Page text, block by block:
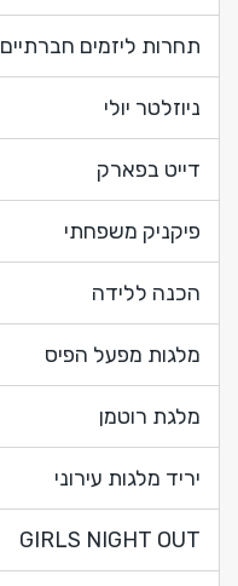
תחרות ליזמים חברתיים
ניוזלטר יולי
דייט בפארק
פיקניק משפחתי
הכנה ללידה
מלגות מפעל הפיס
מלגת רוטמן
יריד מלגות עירוני
GIRLS NIGHT OUT